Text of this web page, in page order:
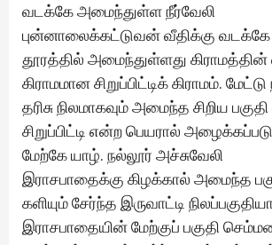
வடக்கே அமைந்துள்ள நீர்வேலி
புன்னாலைக்கட்டுவன் வீதிக்கு
தூரத்தில் அமைந்துள்ளது
கிராமமான சிறுப்பிட்டிக் கிராமம்.
தரிசு நிலமாகவும் அமைந்த சிறிய
சிறுப்பிட்டி என்ற பெயரால்
மேற்கே யாழ். நல்லூர் அச்சுவேலி
இராசபாதைக்கு கிழக்கால் அமைந்த
களியும் சேர்ந்த இருவாட்டி
இராசபாதையின் மேற்குப் பகுதி